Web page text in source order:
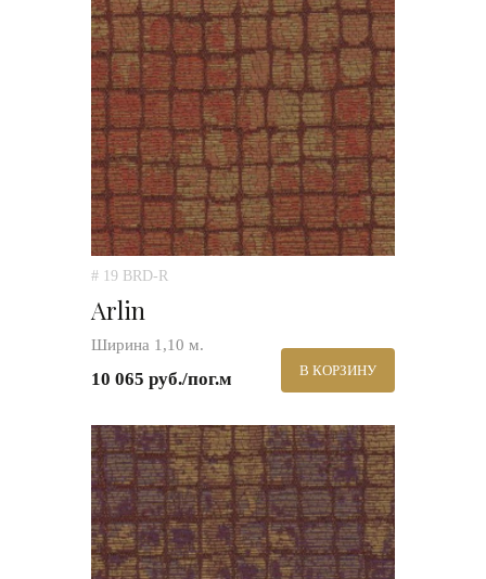
# 19 BRD-R
Arlin
Ширина 1,10 м.
10 065 руб./пог.м В КОРЗИНУ